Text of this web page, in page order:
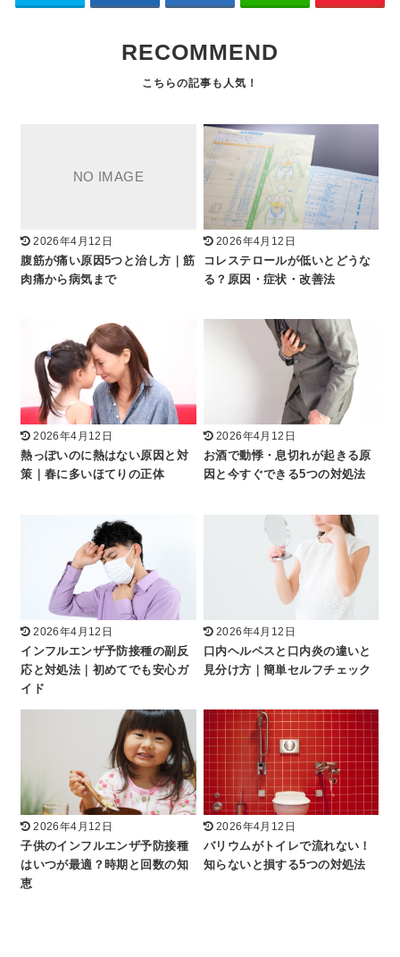
RECOMMEND
2026年4月12日
腹筋が痛い原因5つと治し方｜筋
肉痛から病気まで
2026年4月12日
コレステロールが低いとどうな
る？原因・症状・改善法
2026年4月12日
熱っぽいのに熱はない原因と対
策｜春に多いほてりの正体
2026年4月12日
お酒で動悸・息切れが起きる原
因と今すぐできる5つの対処法
2026年4月12日
インフルエンザ予防接種の副反
応と対処法｜初めてでも安心ガ
イド
2026年4月12日
口内ヘルペスと口内炎の違いと
見分け方｜簡単セルフチェック
2026年4月12日
子供のインフルエンザ予防接種
はいつが最適？時期と回数の知
恵
2026年4月12日
バリウムがトイレで流れない！
知らないと損する5つの対処法